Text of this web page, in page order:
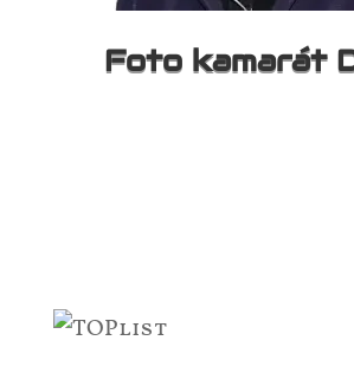
Foto kamarát